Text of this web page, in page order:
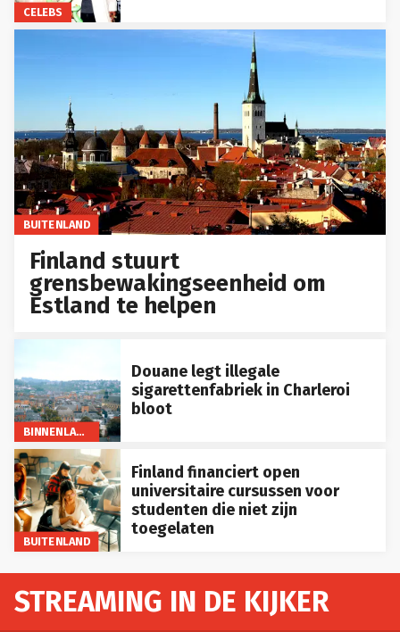
CELEBS
BUITENLAND
Finland stuurt
grensbewakingseenheid om
Estland te helpen
BINNENLAND
Douane legt illegale
sigarettenfabriek in Charleroi
bloot
BUITENLAND
Finland financiert open
universitaire cursussen voor
studenten die niet zijn
toegelaten
STREAMING IN DE KIJKER